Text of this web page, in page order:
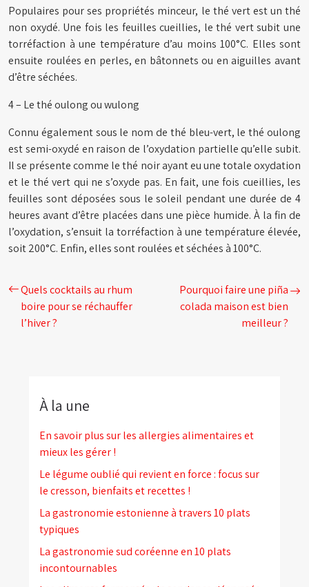
Populaires pour ses propriétés minceur, le thé vert est un thé
non oxydé. Une fois les feuilles cueillies, le thé vert subit une
torréfaction à une température d’au moins 100°C. Elles sont
ensuite roulées en perles, en bâtonnets ou en aiguilles avant
d’être séchées.
4 – Le thé oulong ou wulong
Connu également sous le nom de thé bleu-vert, le thé oulong
est semi-oxydé en raison de l’oxydation partielle qu’elle subit.
Il se présente comme le thé noir ayant eu une totale oxydation
et le thé vert qui ne s’oxyde pas. En fait, une fois cueillies, les
feuilles sont déposées sous le soleil pendant une durée de 4
heures avant d’être placées dans une pièce humide. À la fin de
l’oxydation, s’ensuit la torréfaction à une température élevée,
soit 200°C. Enfin, elles sont roulées et séchées à 100°C.
Quels cocktails au rhum
boire pour se réchauffer
l’hiver ?
Pourquoi faire une piña
colada maison est bien
meilleur ?
À la une
En savoir plus sur les allergies alimentaires et
mieux les gérer !
Le légume oublié qui revient en force : focus sur
le cresson, bienfaits et recettes !
La gastronomie estonienne à travers 10 plats
typiques
La gastronomie sud coréenne en 10 plats
incontournables